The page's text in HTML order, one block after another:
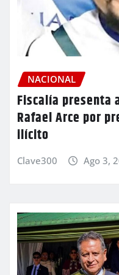
NACIONAL
Fiscalía presenta
Rafael Arce por
ilícito
Clave300 Ago 3,